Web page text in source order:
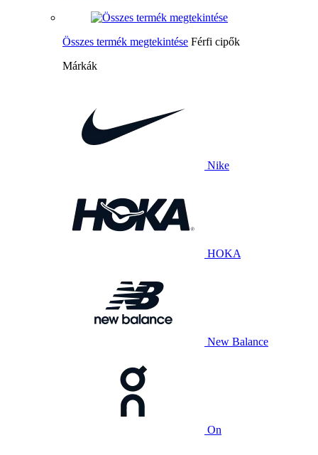
Összes termék megtekintése Férfi cipők
Márkák
Nike
HOKA
New Balance
On